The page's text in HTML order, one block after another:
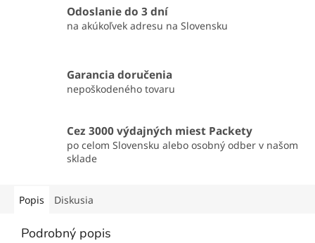
Odoslanie do 3 dní
na akúkoľvek adresu na Slovensku
Garancia doručenia
nepoškodeného tovaru
Cez 3000 výdajných miest Packety
po celom Slovensku alebo osobný odber v našom
sklade
Popis Diskusia
Podrobný popis